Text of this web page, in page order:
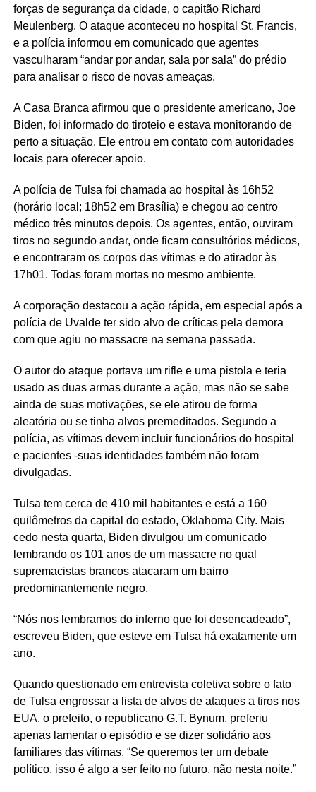
forças de segurança da cidade, o capitão Richard
Meulenberg. O ataque aconteceu no hospital St. Francis,
e a polícia informou em comunicado que agentes
vasculharam “andar por andar, sala por sala” do prédio
para analisar o risco de novas ameaças.
A Casa Branca afirmou que o presidente americano, Joe
Biden, foi informado do tiroteio e estava monitorando de
perto a situação. Ele entrou em contato com autoridades
locais para oferecer apoio.
A polícia de Tulsa foi chamada ao hospital às 16h52
(horário local; 18h52 em Brasília) e chegou ao centro
médico três minutos depois. Os agentes, então, ouviram
tiros no segundo andar, onde ficam consultórios médicos,
e encontraram os corpos das vítimas e do atirador às
17h01. Todas foram mortas no mesmo ambiente.
A corporação destacou a ação rápida, em especial após a
polícia de Uvalde ter sido alvo de críticas pela demora
com que agiu no massacre na semana passada.
O autor do ataque portava um rifle e uma pistola e teria
usado as duas armas durante a ação, mas não se sabe
ainda de suas motivações, se ele atirou de forma
aleatória ou se tinha alvos premeditados. Segundo a
polícia, as vítimas devem incluir funcionários do hospital
e pacientes -suas identidades também não foram
divulgadas.
Tulsa tem cerca de 410 mil habitantes e está a 160
quilômetros da capital do estado, Oklahoma City. Mais
cedo nesta quarta, Biden divulgou um comunicado
lembrando os 101 anos de um massacre no qual
supremacistas brancos atacaram um bairro
predominantemente negro.
“Nós nos lembramos do inferno que foi desencadeado”,
escreveu Biden, que esteve em Tulsa há exatamente um
ano.
Quando questionado em entrevista coletiva sobre o fato
de Tulsa engrossar a lista de alvos de ataques a tiros nos
EUA, o prefeito, o republicano G.T. Bynum, preferiu
apenas lamentar o episódio e se dizer solidário aos
familiares das vítimas. “Se queremos ter um debate
político, isso é algo a ser feito no futuro, não nesta noite.”